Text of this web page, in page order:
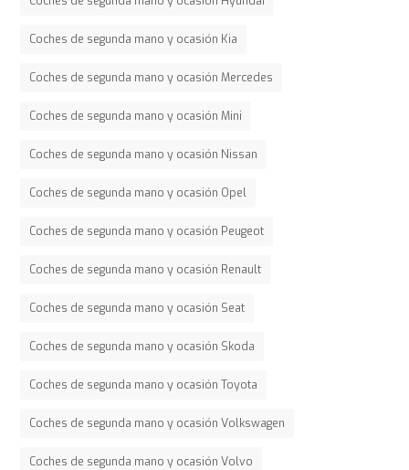
Coches de segunda mano y ocasión Kia
Coches de segunda mano y ocasión Mercedes
Coches de segunda mano y ocasión Mini
Coches de segunda mano y ocasión Nissan
Coches de segunda mano y ocasión Opel
Coches de segunda mano y ocasión Peugeot
Coches de segunda mano y ocasión Renault
Coches de segunda mano y ocasión Seat
Coches de segunda mano y ocasión Skoda
Coches de segunda mano y ocasión Toyota
Coches de segunda mano y ocasión Volkswagen
Coches de segunda mano y ocasión Volvo